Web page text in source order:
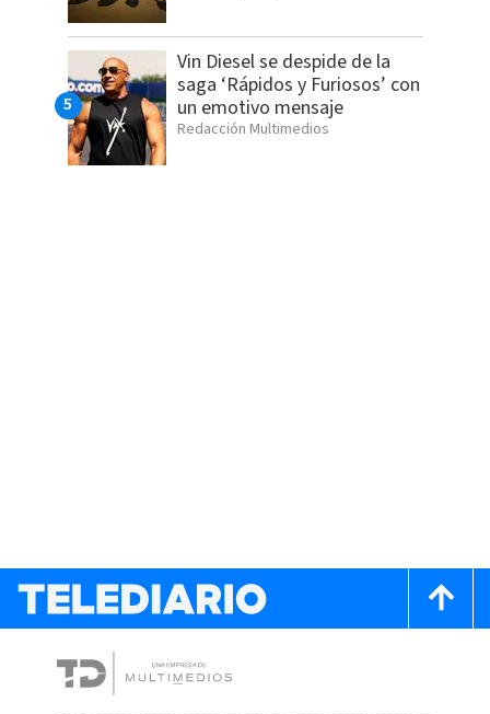
Vin Diesel se despide de la
saga ‘Rápidos y Furiosos’ con
un emotivo mensaje
Redacción Multimedios